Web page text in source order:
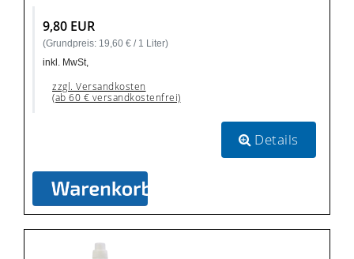
9,80 EUR
(Grundpreis: 19,60 € / 1 Liter)
inkl. MwSt,
zzgl. Versandkosten
(ab 60 € versandkostenfrei)
Details